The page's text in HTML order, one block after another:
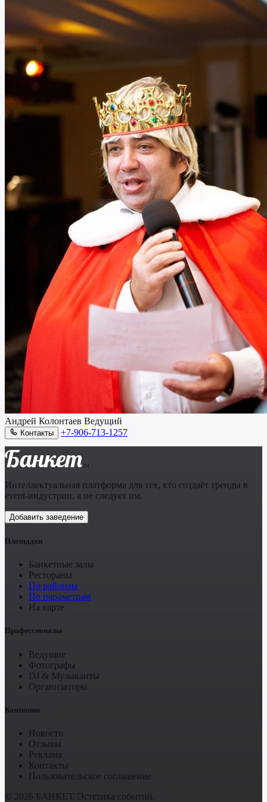
Андрей Колонтаев Ведущий
Контакты +7-906-713-1257
Банкет .ru
Интеллектуальная платформа для тех, кто создаёт тренды в
event-индустрии, а не следует им.
Добавить заведение
Площадки
Банкетные залы
Рестораны
По районам
По параметрам
На карте
Профессионалы
Ведущие
Фотографы
DJ & Музыканты
Организаторы
Компания
Новости
Отзывы
Реклама
Контакты
Пользовательское соглашение
© 2026 БАНКЕТ. Эстетика событий.